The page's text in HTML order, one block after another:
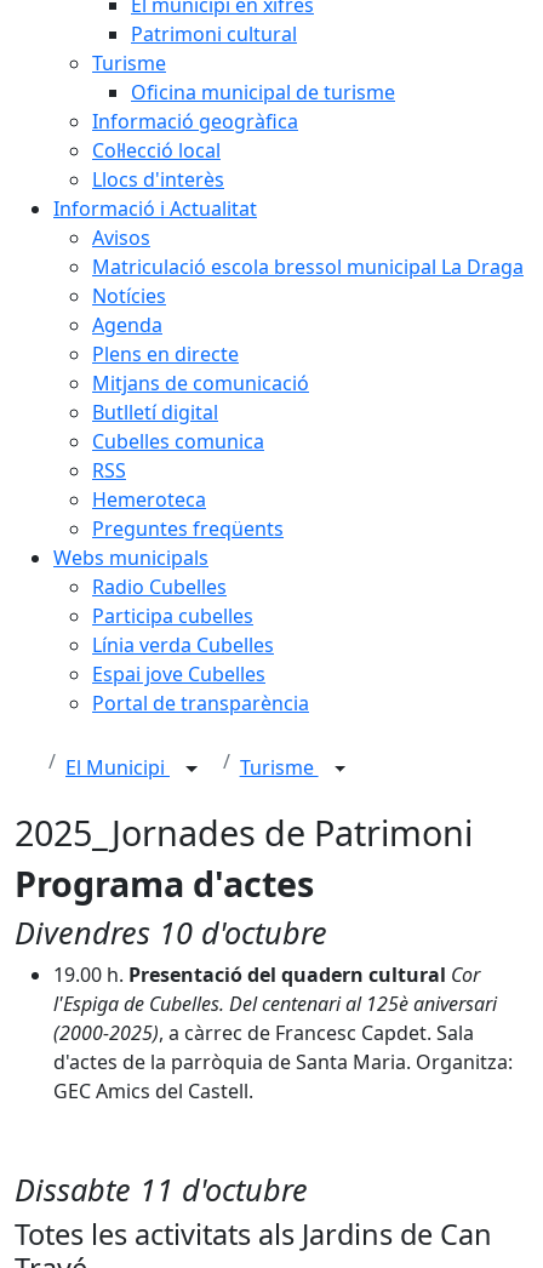
Patrimoni cultural
Turisme
Oficina municipal de turisme
Informació geogràfica
Col·lecció local
Llocs d'interès
Informació i Actualitat
Avisos
Matriculació escola bressol municipal La Draga
Notícies
Agenda
Plens en directe
Mitjans de comunicació
Butlletí digital
Cubelles comunica
RSS
Hemeroteca
Preguntes freqüents
Webs municipals
Radio Cubelles
Participa cubelles
Línia verda Cubelles
Espai jove Cubelles
Portal de transparència
El Municipi Turisme
2025_Jornades de Patrimoni
Programa d'actes
Divendres 10 d'octubre
19.00 h. Presentació del quadern cultural Cor
l'Espiga de Cubelles. Del centenari al 125è aniversari
(2000-2025), a càrrec de Francesc Capdet. Sala
d'actes de la parròquia de Santa Maria. Organitza:
GEC Amics del Castell.
Dissabte 11 d'octubre
Totes les activitats als Jardins de Can